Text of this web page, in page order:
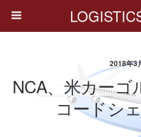
2018年3
NCA、米カーゴ
コードシ